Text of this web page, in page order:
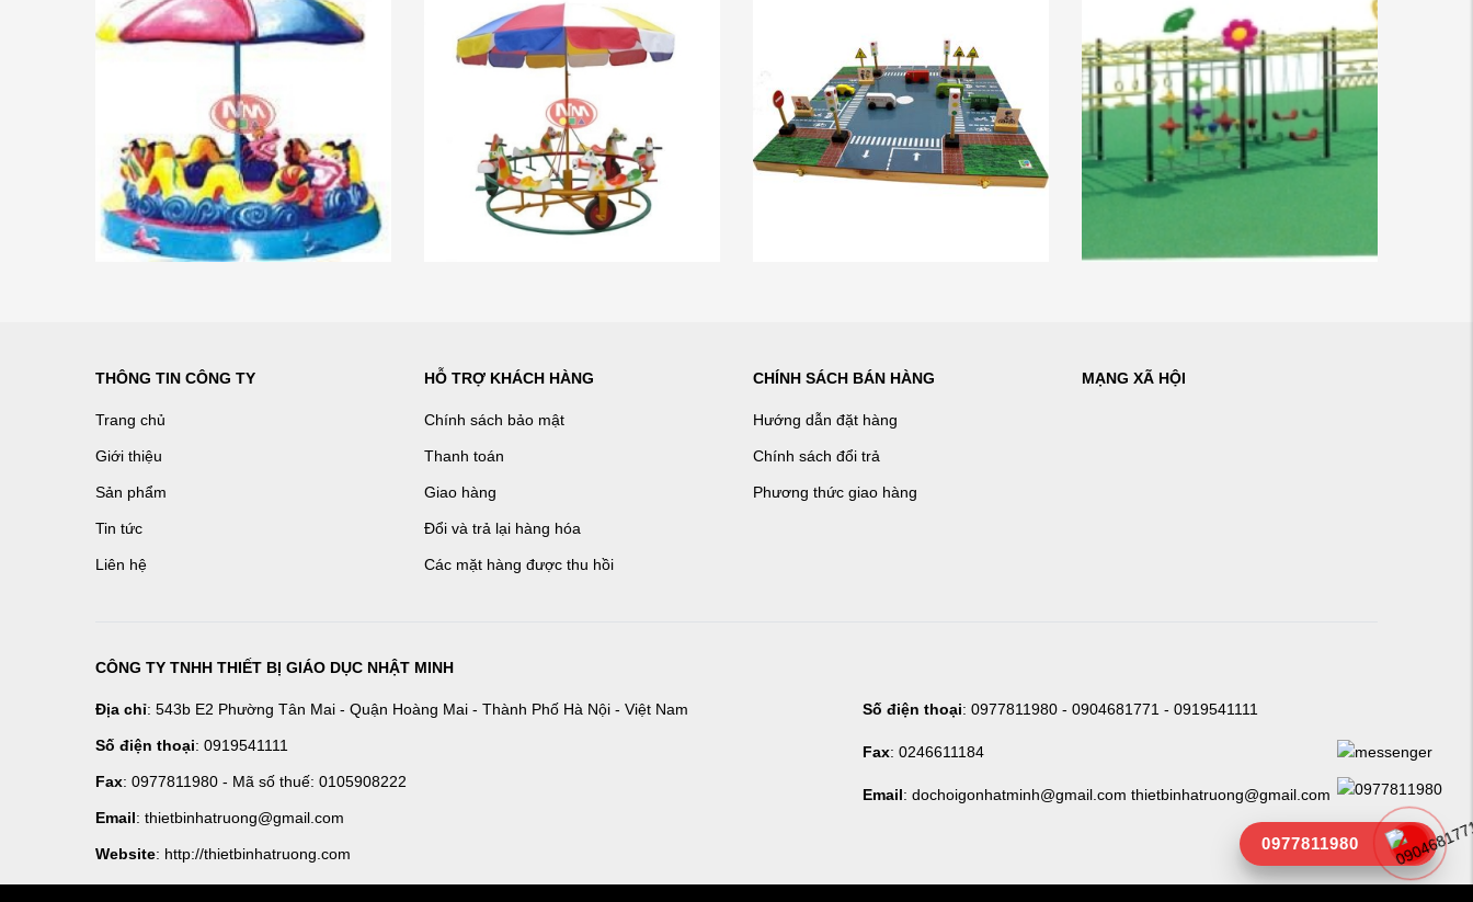
THÔNG TIN CÔNG TY
Trang chủ
Giới thiệu
Sản phẩm
Tin tức
Liên hệ
HỖ TRỢ KHÁCH HÀNG
Chính sách bảo mật
Thanh toán
Giao hàng
Đổi và trả lại hàng hóa
Các mặt hàng được thu hồi
CHÍNH SÁCH BÁN HÀNG
Hướng dẫn đặt hàng
Chính sách đổi trả
Phương thức giao hàng
MẠNG XÃ HỘI
CÔNG TY TNHH THIẾT BỊ GIÁO DỤC NHẬT MINH
Địa chỉ: 543b E2 Phường Tân Mai - Quận Hoàng Mai - Thành Phố Hà Nội - Việt Nam
Số điện thoại: 0919541111
Fax: 0977811980 - Mã số thuế: 0105908222
Email: thietbinhatruong@gmail.com
Website: http://thietbinhatruong.com
Số điện thoại: 0977811980 - 0904681771 - 0919541111
Fax: 0246611184
Email: dochoigonhatminh@gmail.com thietbinhatruong@gmail.com
0977811980